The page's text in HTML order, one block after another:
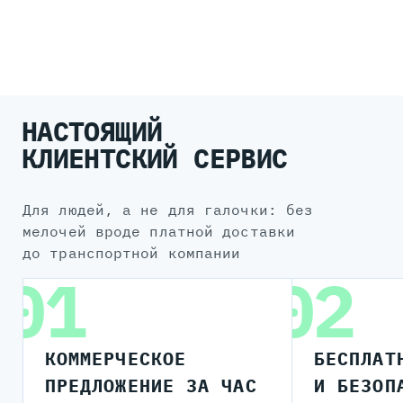
НАСТОЯЩИЙ
КЛИЕНТСКИЙ СЕРВИС
для людей, а не для галочки: без
мелочей вроде платной доставки
до транспортной компании
01
КОММЕРЧЕСКОЕ
ПРЕДЛОЖЕНИЕ ЗА ЧАС
02
И